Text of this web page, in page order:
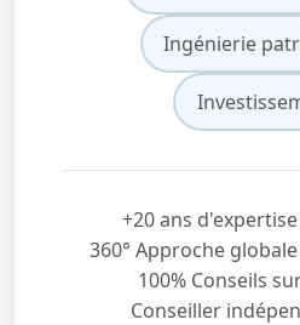
Ingénierie
+20 ans
360° Approche
100% Conseils
Conseiller